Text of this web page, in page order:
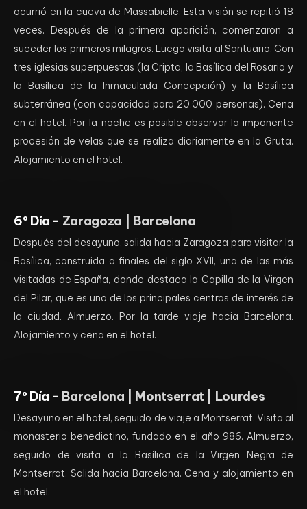
ocurrió en la cueva de Massabielle; Esta visión se repitió 18
veces. Después de la primera aparición, comenzaron a
suceder los primeros milagros. Luego visita al Santuario. Con
tres iglesias superpuestas (la Cripta, la Basílica del Rosario y
la Basílica de la Inmaculada Concepción) y la Basílica
subterránea (con capacidad para 20.000 personas). Cena
en el hotel. Por la noche es posible observar la imponente
procesión de velas que se realiza diariamente en la Gruta.
Alojamiento en el hotel.
6º Día - Zaragoza | Barcelona
Después del desayuno, salida hacia Zaragoza para visitar la
Basílica, construida a finales del siglo XVII, una de las más
visitadas de España, donde destaca la Capilla de la Virgen
del Pilar, que es uno de los principales centros de interés de
la ciudad. Almuerzo. Por la tarde viaje hacia Barcelona.
Alojamiento y cena en el hotel.
7º Día - Barcelona | Montserrat | Lourdes
Desayuno en el hotel, seguido de viaje a Montserrat. Visita al
monasterio benedictino, fundado en el año 986. Almuerzo,
seguido de visita a la Basílica de la Virgen Negra de
Montserrat. Salida hacia Barcelona. Cena y alojamiento en
el hotel.